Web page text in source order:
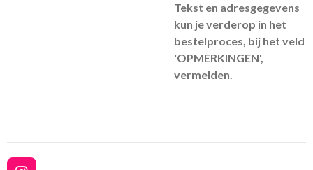
Tekst en adresgegevens
kun je verderop in het
bestelproces, bij het veld
'OPMERKINGEN',
vermelden.